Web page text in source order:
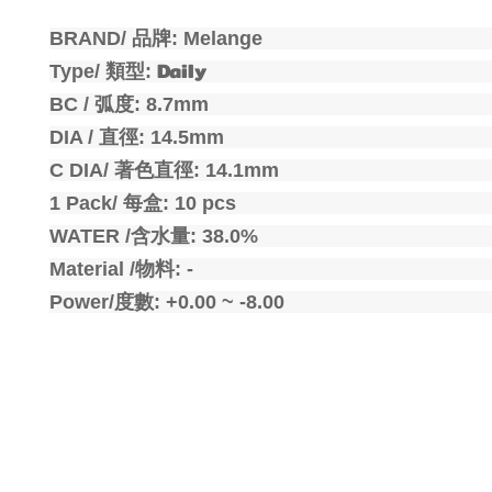
BRAND/ 品牌: Melange
Type/ 類型: Daily
BC / 弧度: 8.7mm
DIA / 直徑: 14.5mm
C DIA/ 著色直徑: 14.1mm
1 Pack/ 每盒: 10 pcs
WATER /含水量: 38.0%
Material /物料: -
Power/度數: +0.00 ~ -8.00